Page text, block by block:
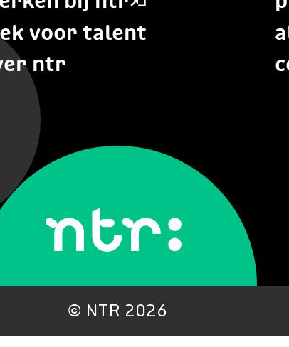
voor talent
ntr
© NTR 2026